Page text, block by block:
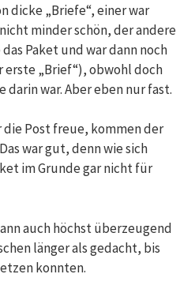
dicke „Briefe“, einer war
minder schön, der andere
Paket und war dann noch
erste „Brief“), obwohl doch
darin war. Aber eben nur fast.
die Post freue, kommen der
war gut, denn wie sich
im Grunde gar nicht für
auch höchst überzeugend
länger als gedacht, bis
konnten.